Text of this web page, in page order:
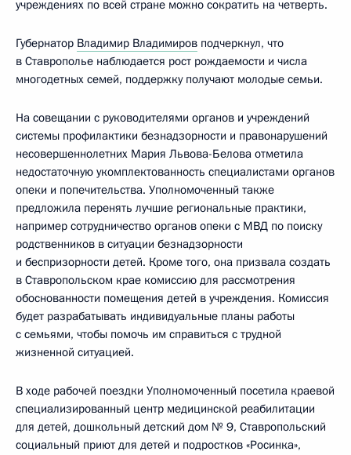
учреждениях по всей стране можно сократить на четверть.
Губернатор Владимир Владимиров подчеркнул, что
в Ставрополье наблюдается рост рождаемости и числа
многодетных семей, поддержку получают молодые семьи.
На совещании с руководителями органов и учреждений
системы профилактики безнадзорности и правонарушений
несовершеннолетних Мария Львова-Белова отметила
недостаточную укомплектованность специалистами органов
опеки и попечительства. Уполномоченный также
предложила перенять лучшие региональные практики,
например сотрудничество органов опеки с МВД по поиску
родственников в ситуации безнадзорности
и беспризорности детей. Кроме того, она призвала создать
в Ставропольском крае комиссию для рассмотрения
обоснованности помещения детей в учреждения. Комиссия
будет разрабатывать индивидуальные планы работы
с семьями, чтобы помочь им справиться с трудной
жизненной ситуацией.
В ходе рабочей поездки Уполномоченный посетила краевой
специализированный центр медицинской реабилитации
для детей, дошкольный детский дом № 9, Ставропольский
социальный приют для детей и подростков «Росинка»,